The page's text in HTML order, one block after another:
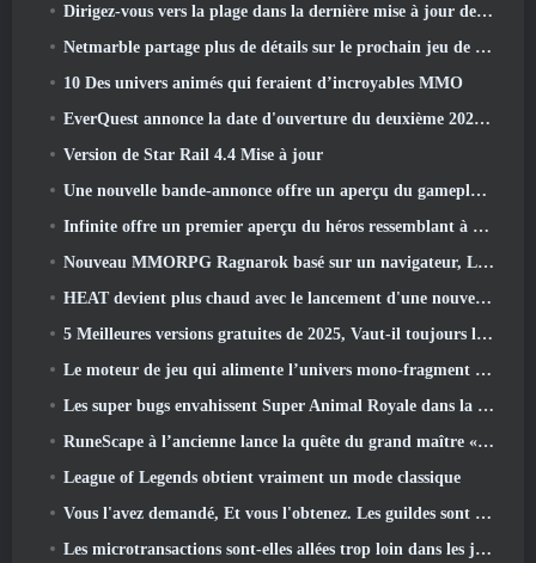
Dirigez-vous vers la plage dans la dernière mise à jour de Palia
Netmarble partage plus de détails sur le prochain jeu de mise à niveau solo, Mise à niveau en solo: KARMA à l’Anime Expo
10 Des univers animés qui feraient d’incroyables MMO
EverQuest annonce la date d'ouverture du deuxième 2026 Serveur d'extension temporisé
Version de Star Rail 4.4 Mise à jour
Une nouvelle bande-annonce offre un aperçu du gameplay de Silver Palace
Infinite offre un premier aperçu du héros ressemblant à une sirène à venir dans le printemps-été 2013: Lumière du soir
Nouveau MMORPG Ragnarok basé sur un navigateur, L'univers Ragnarok annoncé
HEAT devient plus chaud avec le lancement d'une nouvelle carte du désert
5 Meilleures versions gratuites de 2025, Vaut-il toujours la peine d'y jouer 2026?
Le moteur de jeu qui alimente l’univers mono-fragment d’Eve Online est désormais open source
Les super bugs envahissent Super Animal Royale dans la mise à jour « Super Natural »
RuneScape à l’ancienne lance la quête du grand maître « La Lune de sang se lève », Mettre fin à une série de quêtes de 20 ans
League of Legends obtient vraiment un mode classique
Vous l'avez demandé, Et vous l'obtenez. Les guildes sont maintenant disponibles dans Eterspire
Les microtransactions sont-elles allées trop loin dans les jeux gratuits?